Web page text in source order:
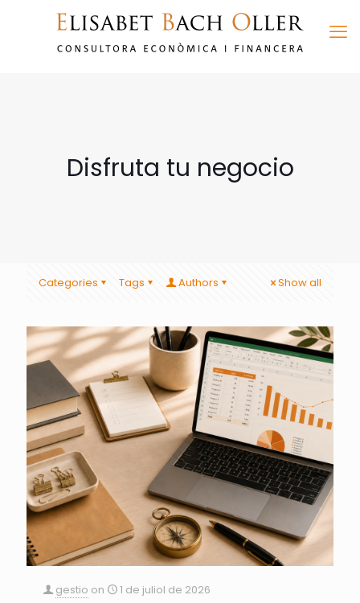
Disfruta tu negocio
Categories Tags Authors Show all
gestio on
1 de juliol de 2026